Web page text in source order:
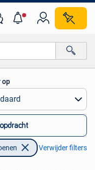
op
Verwijder filters